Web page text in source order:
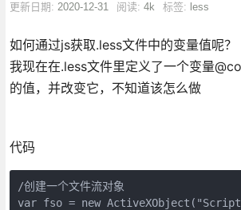
更新日期: 2020-12-31 阅读: 4k 标签: less
如何通过js获取.less文件中的变量值呢？
我现在在.less文件里定义了一个变量
的值，并改变它，不知道该怎么做
代码
/创建一个文件流对象
var fso = new